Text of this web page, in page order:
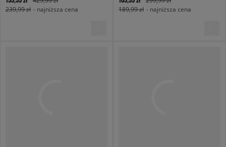
239,99 zł - najniższa cena
189,99 zł - najniższa cena